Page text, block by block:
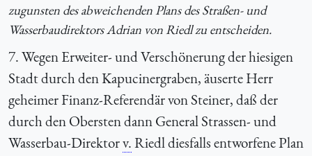
zugunsten des abweichenden Plans des Straßen- und
Wasserbaudirektors Adrian von Riedl zu entscheiden.
7. Wegen Erweiter- und Verschönerung der hiesigen
Stadt durch den Kapucinergraben, äuserte Herr
geheimer Finanz-Referendär von Steiner, daß der
durch den Obersten dann General Strassen- und
Wasserbau-Direktorv.Riedl diesfalls entworfene Plan